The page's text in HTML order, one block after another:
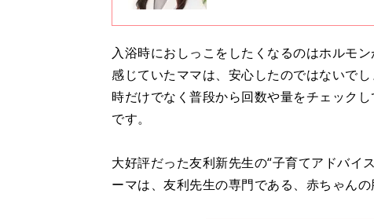
入浴時におしっこをしたくなるのはホルモ
感じていたママは、安心したのではないで
時だけでなく普段から回数や量をチェック
です。
大好評だった友利新先生の“子育てアドバイ
ーマは、友利先生の専門である、赤ちゃん